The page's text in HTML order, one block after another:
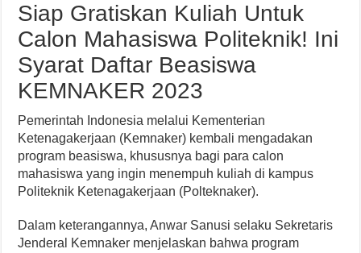
Siap Gratiskan Kuliah Untuk
Calon Mahasiswa Politeknik! Ini
Syarat Daftar Beasiswa
KEMNAKER 2023
Pemerintah Indonesia melalui Kementerian
Ketenagakerjaan (Kemnaker) kembali mengadakan
program beasiswa, khususnya bagi para calon
mahasiswa yang ingin menempuh kuliah di kampus
Politeknik Ketenagakerjaan (Polteknaker).
Dalam keterangannya, Anwar Sanusi selaku Sekretaris
Jenderal Kemnaker menjelaskan bahwa program